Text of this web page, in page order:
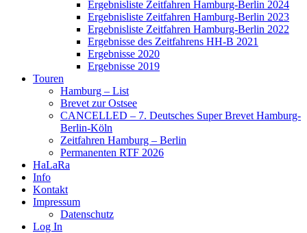
Ergebnisliste Zeitfahren Hamburg-Berlin 2024
Ergebnisliste Zeitfahren Hamburg-Berlin 2023
Ergebnisliste Zeitfahren Hamburg-Berlin 2022
Ergebnisse des Zeitfahrens HH-B 2021
Ergebnisse 2020
Ergebnisse 2019
Touren
Hamburg – List
Brevet zur Ostsee
CANCELLED – 7. Deutsches Super Brevet Hamburg-
Berlin-Köln
Zeitfahren Hamburg – Berlin
Permanenten RTF 2026
HaLaRa
Info
Kontakt
Impressum
Datenschutz
Log In